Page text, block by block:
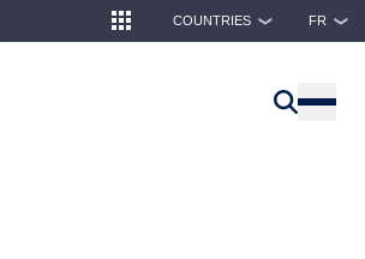
COUNTRIES ❯ FR ❯